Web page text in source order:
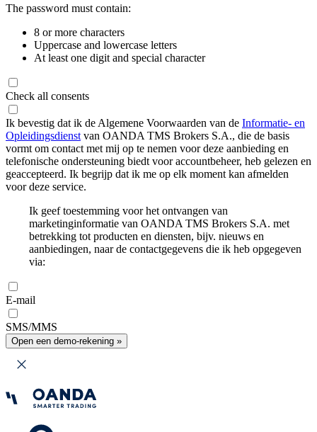
The password must contain:
8 or more characters
Uppercase and lowercase letters
At least one digit and special character
Check all consents
Ik bevestig dat ik de Algemene Voorwaarden van de Informatie- en
Opleidingsdienst van OANDA TMS Brokers S.A., die de basis
vormt om contact met mij op te nemen voor deze aanbieding en
telefonische ondersteuning biedt voor accountbeheer, heb gelezen en
geaccepteerd. Ik begrijp dat ik me op elk moment kan afmelden
voor deze service.
Ik geef toestemming voor het ontvangen van
marketinginformatie van OANDA TMS Brokers S.A. met
betrekking tot producten en diensten, bijv. nieuws en
aanbiedingen, naar de contactgegevens die ik heb opgegeven
via:
E-mail
SMS/MMS
Open een demo-rekening »